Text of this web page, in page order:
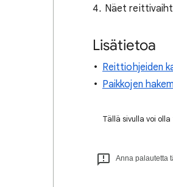
Näet
Lisätietoa
Reittiohjeiden
Paikkojen
Tällä sivulla voi
Anna palautetta